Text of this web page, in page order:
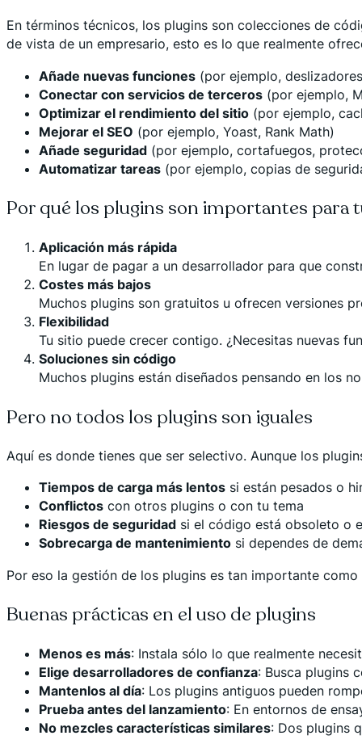
En términos técnicos, los plugins son colecciones de
de vista de un empresario, esto es lo que realmente
Añade nuevas funciones (por ejemplo,
Conectar con servicios de terceros (por ejemplo,
Optimizar el rendimiento del sitio (por ejemplo,
Mejorar el SEO (por ejemplo, Yoast, Rank Math)
Añade seguridad (por ejemplo, cortafuegos,
Automatizar tareas (por ejemplo, copias de
Por qué los plugins son importantes para
Aplicación más rápida
En lugar de pagar a un desarrollador para que
Costes más bajos
Muchos plugins son gratuitos u ofrecen versiones
Flexibilidad
Tu sitio puede crecer contigo. ¿Necesitas nuevas
Soluciones sin código
Muchos plugins están diseñados pensando en los
Pero no todos los plugins son iguales
Aquí es donde tienes que ser selectivo. Aunque los
Tiempos de carga más lentos si están pesados o
Conflictos con otros plugins o con tu tema
Riesgos de seguridad si el código está obsoleto o
Sobrecarga de mantenimiento si dependes de
Por eso la gestión de los plugins es tan importante como
Buenas prácticas en el uso de plugins
Menos es más: Instala sólo lo que realmente
Elige desarrolladores de confianza: Busca plugins
Mantenlos al día: Los plugins antiguos pueden
Prueba antes del lanzamiento: En entornos de
No mezcles características similares: Dos plugins